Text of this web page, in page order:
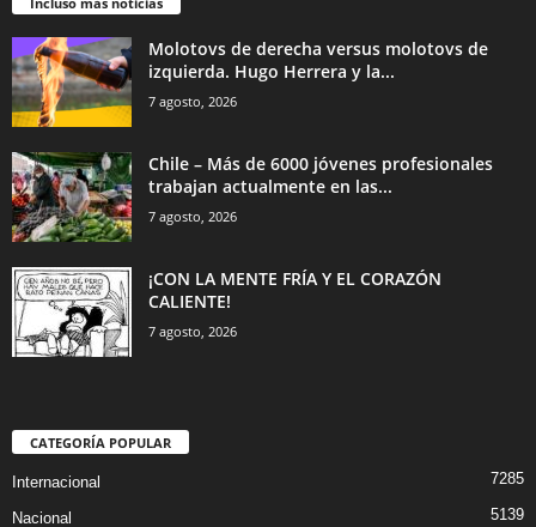
Molotovs de derecha versus molotovs de
izquierda. Hugo Herrera y la...
7 agosto, 2026
Chile – Más de 6000 jóvenes profesionales
trabajan actualmente en las...
7 agosto, 2026
¡CON LA MENTE FRÍA Y EL CORAZÓN
CALIENTE!
7 agosto, 2026
CATEGORÍA POPULAR
Internacional 7285
Nacional 5139